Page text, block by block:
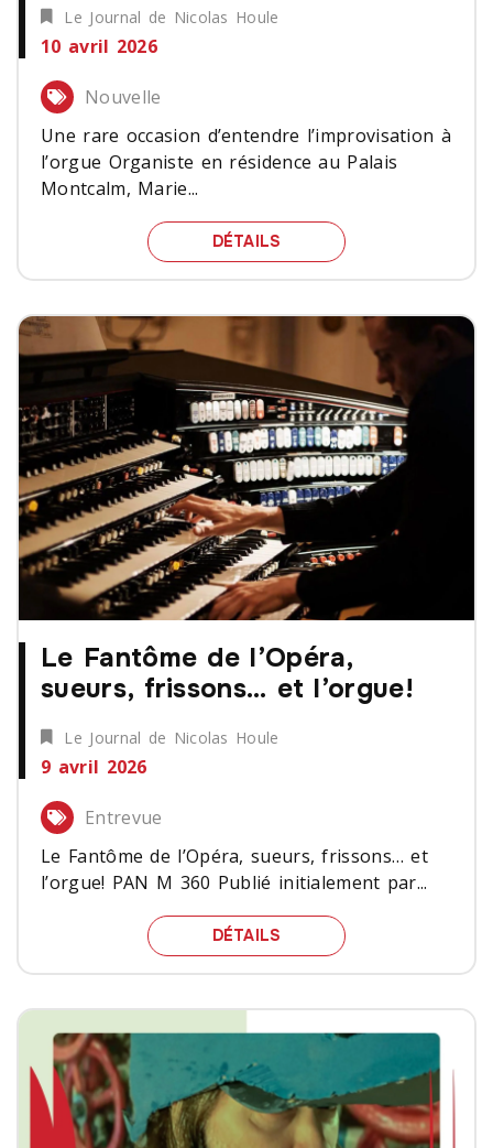
Le Journal de Nicolas Houle
10 avril 2026
Nouvelle
Une rare occasion d’entendre l’improvisation à
l’orgue Organiste en résidence au Palais
Montcalm, Marie...
DÉTAILS UNE RARE OCCASION
Le Fantôme de l’Opéra,
sueurs, frissons… et l’orgue!
Le Journal de Nicolas Houle
9 avril 2026
Entrevue
Le Fantôme de l’Opéra, sueurs, frissons… et
l’orgue! PAN M 360 Publié initialement par...
DÉTAILS LE FANTÔME DE